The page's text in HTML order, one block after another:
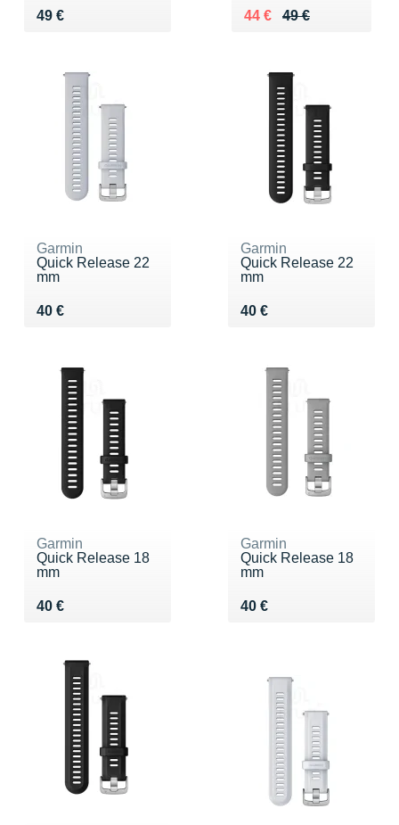
49 €
Vendu 49 € 49 €
Au lieu de 49 €
44 €
Vendu 44 €
Garmin
Quick Release 22
mm
40 €
Vendu 40 €
Garmin
Quick Release 22
mm
40 €
Vendu 40 €
Garmin
Quick Release 18
mm
40 €
Vendu 40 €
Garmin
Quick Release 18
mm
40 €
Vendu 40 €